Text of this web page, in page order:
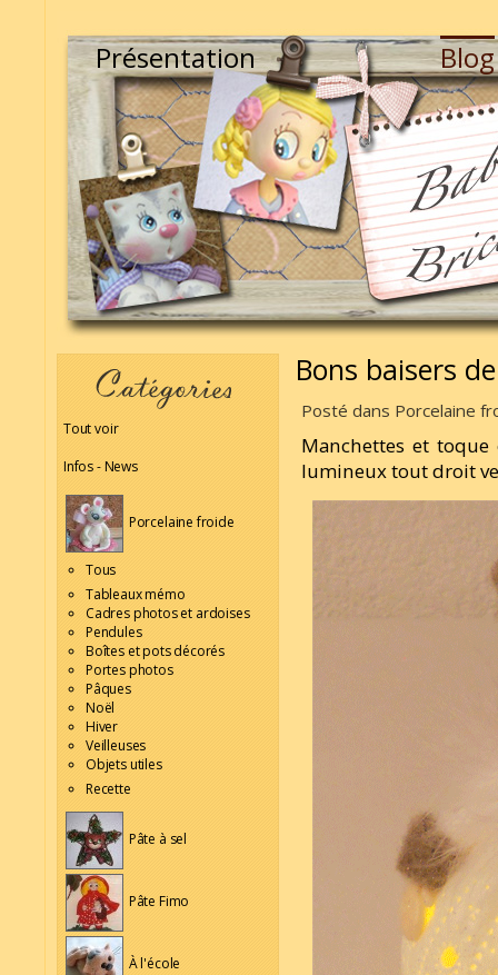
Présentation Blog
Tout voir
Infos - News
Porcelaine froide
Tous
Tableaux mémo
Cadres photos et ardoises
Pendules
Boîtes et pots décorés
Portes photos
Pâques
Noël
Hiver
Veilleuses
Objets utiles
Recette
Pâte à sel
Pâte Fimo
À l'école
Bons baisers
Posté dans Porcelaine
Manchettes et
lumineux tout droit